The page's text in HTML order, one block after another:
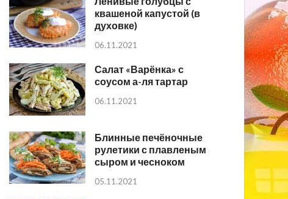
квашеной капустой (в
духовке)
06.11.2021
Салат «Варёнка» с
соусом а-ля тартар
06.11.2021
Блинные печёночные
рулетики с плавленым
сыром и чесноком
05.11.2021